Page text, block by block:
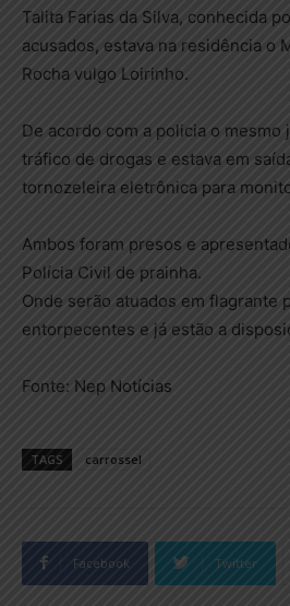
Talita Farias da Silva, conhecida
acusados, estava na residência o
Rocha vulgo Loirinho.
De acordo com a policia o mesmo
tráfico de drogas e estava em
tornozeleira eletrônica para
Ambos foram presos e
Polícia Civil de prainha.
Onde serão atuados em flagrante
entorpecentes e já estão a
Fonte: Nep Notícias
TAGS carrossel
Facebook Twitter